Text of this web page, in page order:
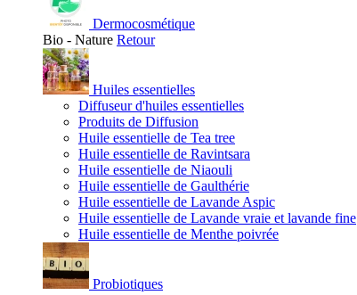
Dermocosmétique
Bio - Nature Retour
Huiles essentielles
Diffuseur d'huiles essentielles
Produits de Diffusion
Huile essentielle de Tea tree
Huile essentielle de Ravintsara
Huile essentielle de Niaouli
Huile essentielle de Gaulthérie
Huile essentielle de Lavande Aspic
Huile essentielle de Lavande vraie et lavande fine
Huile essentielle de Menthe poivrée
Probiotiques